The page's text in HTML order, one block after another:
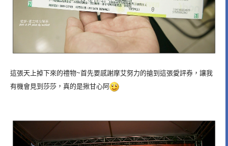
這張天上掉下來的禮物~首先要感謝摩艾努力的搶到這張愛評券，讓我
有機會見到莎莎，真的是揪甘心阿